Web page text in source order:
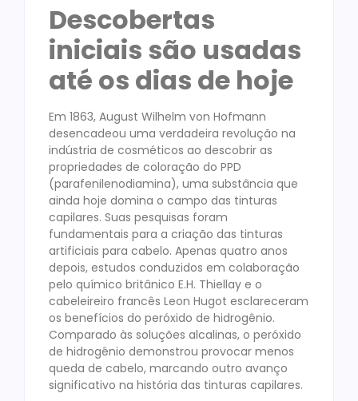
Descobertas
iniciais são usadas
até os dias de hoje
Em 1863, August Wilhelm von Hofmann
desencadeou uma verdadeira revolução na
indústria de cosméticos ao descobrir as
propriedades de coloração do PPD
(parafenilenodiamina), uma substância que
ainda hoje domina o campo das tinturas
capilares. Suas pesquisas foram
fundamentais para a criação das tinturas
artificiais para cabelo. Apenas quatro anos
depois, estudos conduzidos em colaboração
pelo químico britânico E.H. Thiellay e o
cabeleireiro francês Leon Hugot esclareceram
os benefícios do peróxido de hidrogênio.
Comparado às soluções alcalinas, o peróxido
de hidrogênio demonstrou provocar menos
queda de cabelo, marcando outro avanço
significativo na história das tinturas capilares.